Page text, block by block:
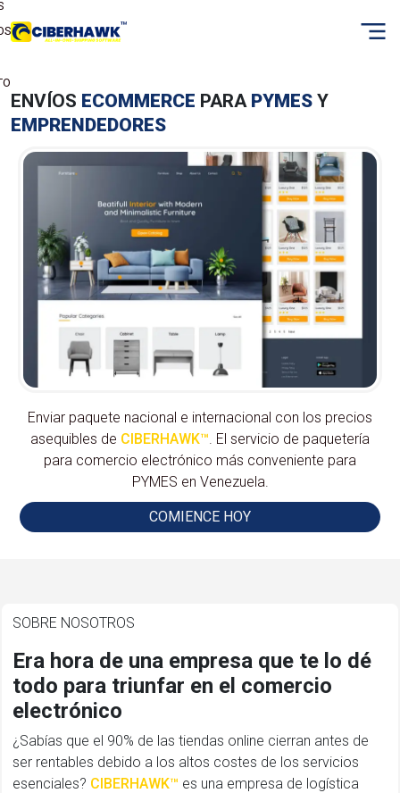
ENVÍOS ECOMMERCE PARA PYMES Y
EMPRENDEDORES
Enviar paquete nacional e internacional con los precios
asequibles de CIBERHAWK™. El servicio de paquetería
para comercio electrónico más conveniente para
PYMES en Venezuela.
COMIENCE HOY
SOBRE NOSOTROS
Era hora de una empresa que te lo dé
todo para triunfar en el comercio
electrónico
¿Sabías que el 90% de las tiendas online cierran antes de
ser rentables debido a los altos costes de los servicios
esenciales? CIBERHAWK™ es una empresa de logística